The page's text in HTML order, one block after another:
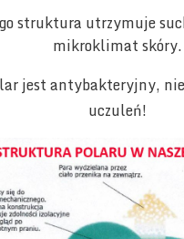
struktura utrzymuje
mikroklimat skóry.
jest antybakteryjny,
uczuleń!